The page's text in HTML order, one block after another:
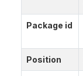
Package id
Position